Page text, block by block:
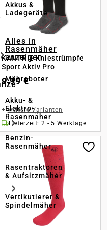
Akkus &
Ladegeräte
Alles in
Rasenmäher
anzeigen
Mähroboter
Akku- &
Elektro-
Rasenmäher
Benzin-
Rasenmäher
Rasentraktoren
& Aufsitzmäher
Vertikutierer &
Spindelmäher
KANTRIE Kniestrümpfe
Sport Aktiv Pro
9,99 €
+weitere Varianten
Lieferzeit: 2 - 5 Werktage